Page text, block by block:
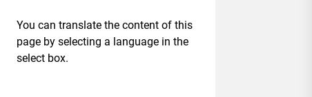
You can translate the content of this
page by selecting a language in the
select box.